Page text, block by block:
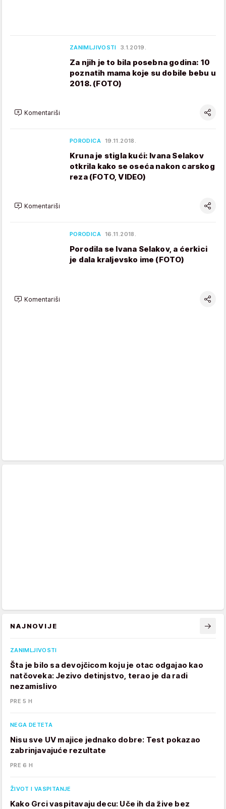
ZANIMLJIVOSTI 3.1.2019.
Za njih je to bila posebna godina: 10
poznatih mama koje su dobile bebu u
2018. (FOTO)
Komentariši
PORODICA 19.11.2018.
Kruna je stigla kući: Ivana Selakov
otkrila kako se oseća nakon carskog
reza (FOTO, VIDEO)
Komentariši
PORODICA 16.11.2018.
Porodila se Ivana Selakov, a ćerkici
je dala kraljevsko ime (FOTO)
Komentariši
NAJNOVIJE
ZANIMLJIVOSTI
Šta je bilo sa devojčicom koju je otac odgajao kao
natčoveka: Jezivo detinjstvo, terao je da radi
nezamislivo
PRE 5 H
NEGA DETETA
Nisu sve UV majice jednako dobre: Test pokazao
zabrinjavajuće rezultate
PRE 6 H
ŽIVOT I VASPITANJE
Kako Grci vaspitavaju decu: Uče ih da žive bez